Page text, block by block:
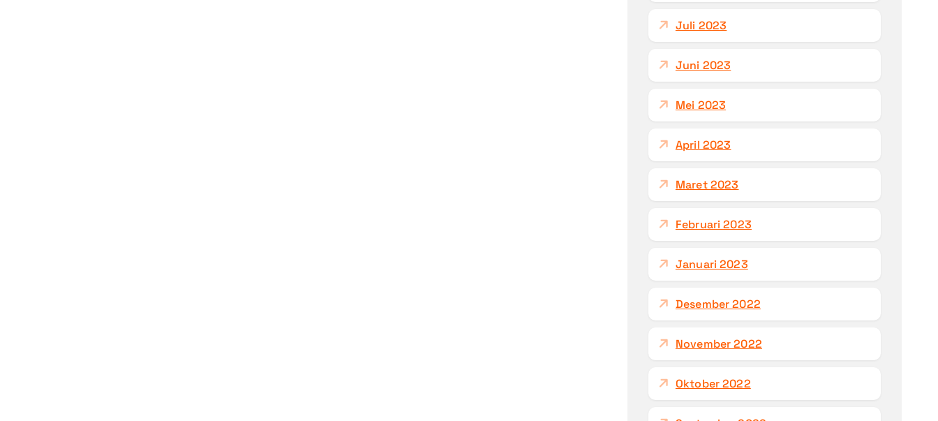
Juli 2023
Juni 2023
Mei 2023
April 2023
Maret 2023
Februari 2023
Januari 2023
Desember 2022
November 2022
Oktober 2022